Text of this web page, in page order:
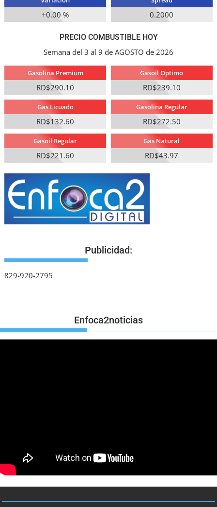
+0.00 % 0.2000
PRECIO COMBUSTIBLE HOY
Semana del 3 al 9 de AGOSTO de 2026
Gasolina Premium
RD$290.10
Gasoil Optimo
RD$239.10
Gas Licuado
RD$132.60
Gasolina Regular
RD$272.50
Gasoil Regular
RD$221.60
Gas Natural
RD$43.97
Publicidad:
829-920-2795
Enfoca2noticias